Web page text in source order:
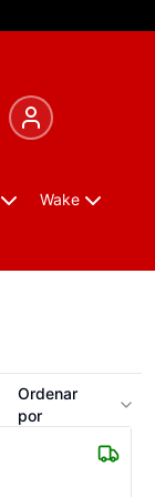
Wake
Ordenar
por